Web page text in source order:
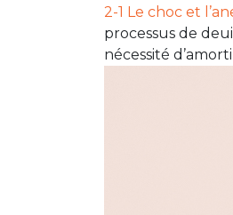
2-1 Le choc et
processus de
nécessité